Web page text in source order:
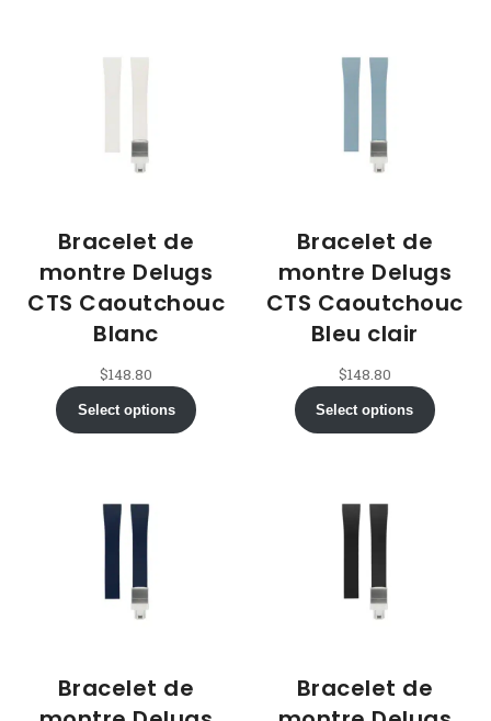
Bracelet de
montre Delugs
CTS Caoutchouc
Blanc
$148.80
Select options
Bracelet de
montre Delugs
CTS Caoutchouc
Bleu clair
$148.80
Select options
Bracelet de
Bracelet de